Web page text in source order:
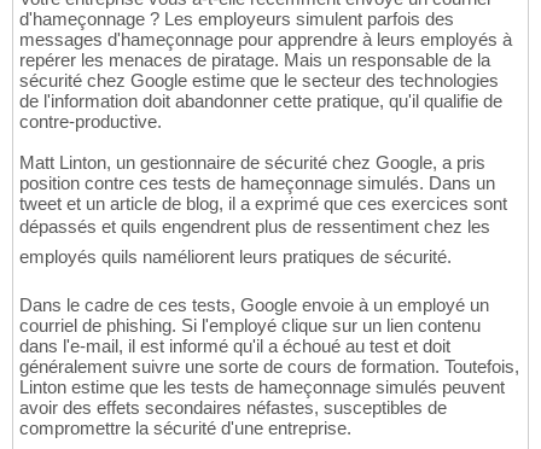
d'hameçonnage ? Les employeurs simulent parfois des
messages d'hameçonnage pour apprendre à leurs employés à
repérer les menaces de piratage. Mais un responsable de la
sécurité chez Google estime que le secteur des technologies
de l'information doit abandonner cette pratique, qu'il qualifie de
contre-productive.
Matt Linton, un gestionnaire de sécurité chez Google, a pris
position contre ces tests de hameçonnage simulés. Dans un
tweet et un article de blog, il a exprimé que ces exercices sont
dépassés et quils engendrent plus de ressentiment chez les
employés quils naméliorent leurs pratiques de sécurité.
Dans le cadre de ces tests, Google envoie à un employé un
courriel de phishing. Si l'employé clique sur un lien contenu
dans l'e-mail, il est informé qu'il a échoué au test et doit
généralement suivre une sorte de cours de formation. Toutefois,
Linton estime que les tests de hameçonnage simulés peuvent
avoir des effets secondaires néfastes, susceptibles de
compromettre la sécurité d'une entreprise.